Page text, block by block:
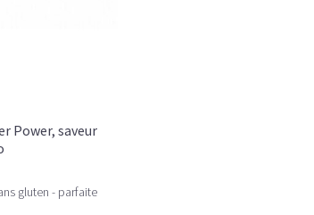
Power, saveur
gluten - parfaite